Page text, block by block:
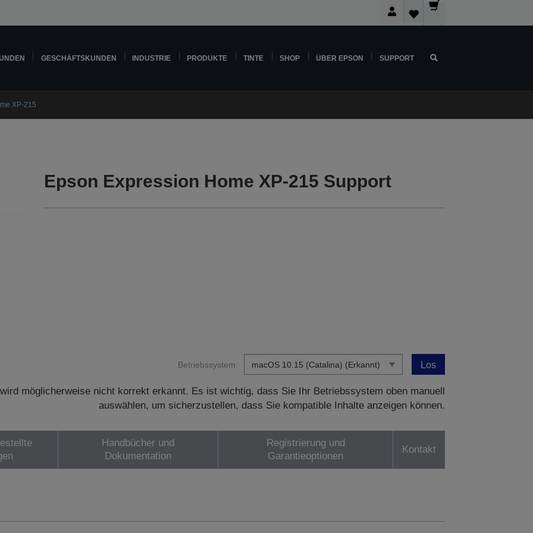
GESCHÄFTSKUNDEN INDUSTRIE PRODUKTE TINTE SHOP ÜBER EPSON SUPPORT
XP-215
Epson Expression Home XP-215 Support
Betriebssystem: Los
möglicherweise nicht korrekt erkannt. Es ist wichtig, dass Sie Ihr Betriebssystem oben manuell
auswählen, um sicherzustellen, dass Sie kompatible Inhalte anzeigen können.
Handbücher und
Dokumentation
Registrierung und
Garantieoptionen
Kontakt